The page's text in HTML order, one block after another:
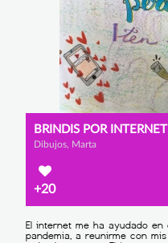
BRINDIS POR INTERNET
Dibujos, Marta
+20